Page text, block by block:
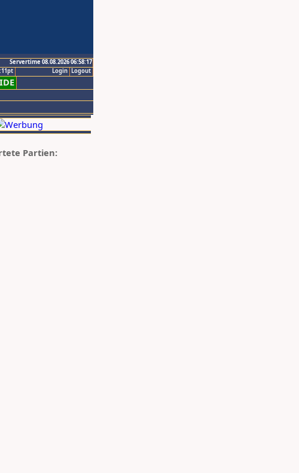
Servertime 08.08.2026 06:58:17
Logout
Login
Partien: